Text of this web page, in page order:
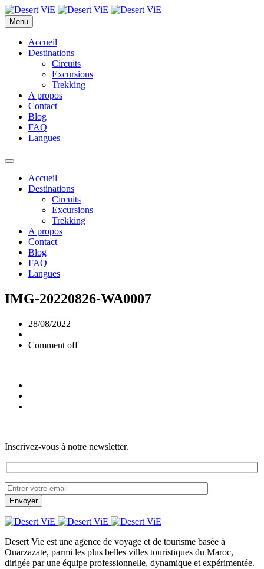
Menu
Accueil
Destinations
Circuits
Excursions
Trekking
A propos
Contact
Blog
FAQ
Langues
Accueil
Destinations
Circuits
Excursions
Trekking
A propos
Contact
Blog
FAQ
Langues
IMG-20220826-WA0007
28/08/2022
Comment off
Inscrivez-vous à notre newsletter.
Desert Vie est une agence de voyage et de tourisme basée à
Ouarzazate, parmi les plus belles villes touristiques du Maroc,
dirigée par une équipe professionnelle, dynamique et expérimentée.